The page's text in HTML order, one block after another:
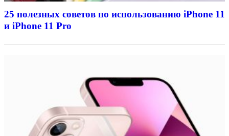
25 полезных советов по использованию iPhone 11
и iPhone 11 Pro